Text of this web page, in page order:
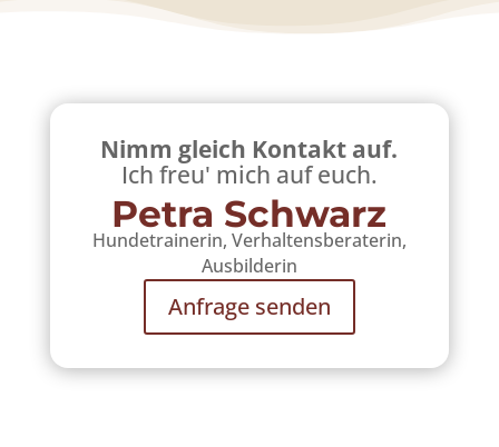
Nimm gleich Kontakt auf.
Ich freu' mich auf euch.
Petra Schwarz
Hundetrainerin, Verhaltensberaterin,
Ausbilderin
Anfrage senden